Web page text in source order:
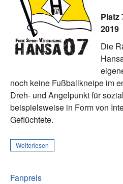
Platz
2019
Die
noch keine Fußballkneipe im
Dreh- und Angelpunkt für
beispielsweise in Form von
Geflüchtete.
Weiterlesen
Fanpreis